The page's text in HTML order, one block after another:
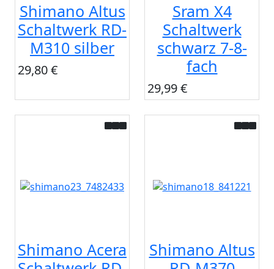
Shimano Altus
Schaltwerk RD-
M310 silber
29,80 €
Sram X4
Schaltwerk
schwarz 7-8-
fach
29,99 €
Shimano Acera
Shimano Altus